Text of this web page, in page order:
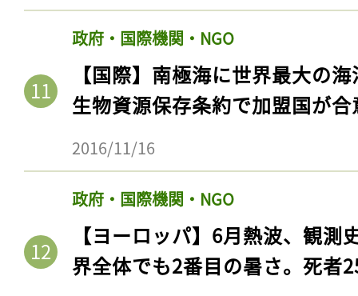
政府・国際機関・NGO
【国際】南極海に世界最大の
生物資源保存条約で加盟国が合
2016/11/16
政府・国際機関・NGO
【ヨーロッパ】6月熱波、観
界全体でも2番目の暑さ。死者
ログイン